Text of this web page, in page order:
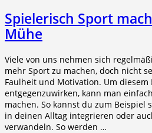
Spielerisch Sport
Mühe
Viele von uns nehmen sich
mehr Sport zu machen, doch nicht
Faulheit und Motivation. Um diesem
entgegenzuwirken, kann man
machen. So kannst du zum Beispiel
in deinen Alltag integrieren oder
verwandeln. So werden …